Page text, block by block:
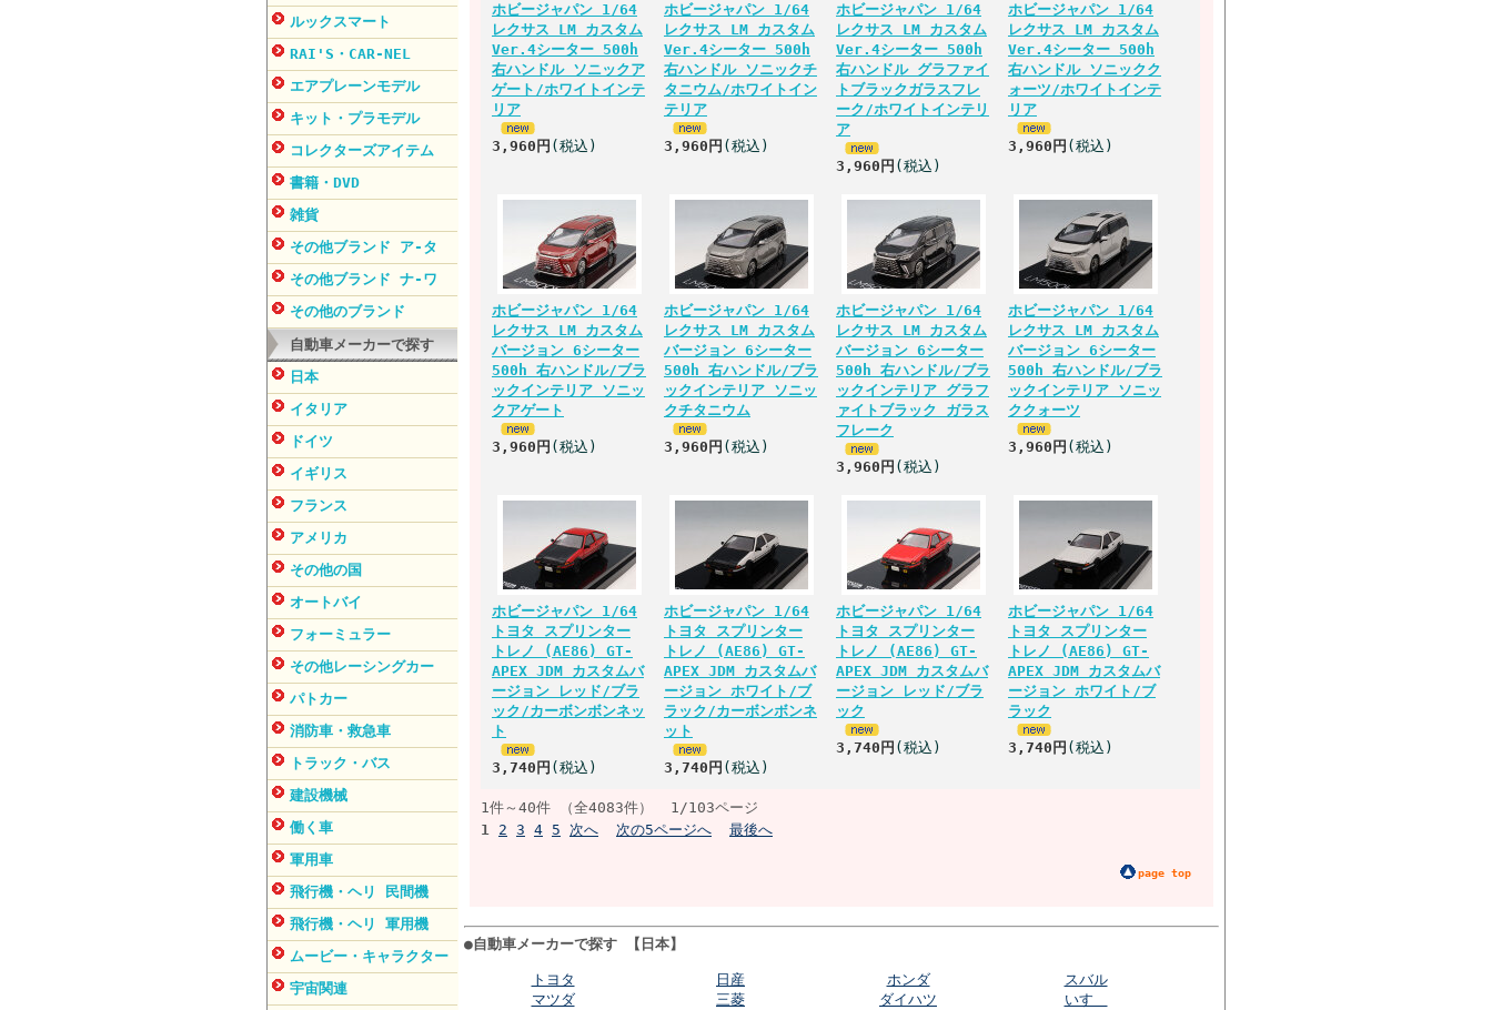
ルックスマート
RAI'S・CAR-NEL
エアプレーンモデル
キット・プラモデル
コレクターズアイテム
書籍・DVD
雑貨
その他ブランド ア-タ
その他ブランド ナ-ワ
その他のブランド
自動車メーカーで探す
日本
イタリア
ドイツ
イギリス
フランス
アメリカ
その他の国
オートバイ
フォーミュラー
その他レーシングカー
パトカー
消防車・救急車
トラック・バス
建設機械
働く車
軍用車
飛行機・ヘリ 民間機
飛行機・ヘリ 軍用機
ムービー・キャラクター
宇宙関連
ホビージャパン 1/64
レクサス LM カスタム
Ver.4シーター 500h
右ハンドル ソニックア
ゲート/ホワイトインテ
リア
3,960円 (税込)
ホビージャパン 1/64
レクサス LM カスタム
Ver.4シーター 500h
右ハンドル ソニックチ
タニウム/ホワイトイン
テリア
3,960円 (税込)
ホビージャパン 1/64
レクサス LM カスタム
Ver.4シーター 500h
右ハンドル グラファイ
トブラックガラスフレ
ーク/ホワイトインテリ
ア
3,960円 (税込)
ホビージャパン 1/64
レクサス LM カスタム
Ver.4シーター 500h
右ハンドル ソニックク
ォーツ/ホワイトインテ
リア
3,960円 (税込)
ホビージャパン 1/64
レクサス LM カスタム
バージョン 6シーター
500h 右ハンドル/ブラ
ックインテリア ソニッ
クアゲート
3,960円 (税込)
ホビージャパン 1/64
レクサス LM カスタム
バージョン 6シーター
500h 右ハンドル/ブラ
ックインテリア ソニッ
クチタニウム
3,960円 (税込)
ホビージャパン 1/64
レクサス LM カスタム
バージョン 6シーター
500h 右ハンドル/ブラ
ックインテリア グラフ
ァイトブラック ガラス
フレーク
3,960円 (税込)
ホビージャパン 1/64
レクサス LM カスタム
バージョン 6シーター
500h 右ハンドル/ブラ
ックインテリア ソニッ
ククォーツ
3,960円 (税込)
ホビージャパン 1/64
トヨタ スプリンター
トレノ (AE86) GT-
APEX JDM カスタムバ
ージョン レッド/ブラ
ック/カーボンボンネッ
ト
3,740円 (税込)
ホビージャパン 1/64
トヨタ スプリンター
トレノ (AE86) GT-
APEX JDM カスタムバ
ージョン ホワイト/ブ
ラック/カーボンボンネ
ット
3,740円 (税込)
ホビージャパン 1/64
トヨタ スプリンター
トレノ (AE86) GT-
APEX JDM カスタムバ
ージョン レッド/ブラ
ック
3,740円 (税込)
ホビージャパン 1/64
トヨタ スプリンター
トレノ (AE86) GT-
APEX JDM カスタムバ
ージョン ホワイト/ブ
ラック
3,740円 (税込)
1件～40件 （全4083件） 1/103ページ
1 2 3 4 5 次へ 次の5ページへ 最後へ
page top
●自動車メーカーで探す 【日本】
トヨタ 日産 ホンダ
スバル
マツダ
三菱 ダイハツ いすゞ